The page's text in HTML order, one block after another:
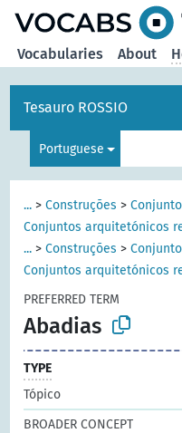
Vocabularies About
Tesauro ROSSIO
Portuguese
... >Construções >
Conjuntos arquitetónicos
... >Construções >
Conjuntos arquitetónicos
PREFERRED TERM
Abadias
TYPE
Tópico
BROADER CONCEPT